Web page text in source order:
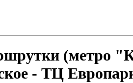
(метро
- ТЦ